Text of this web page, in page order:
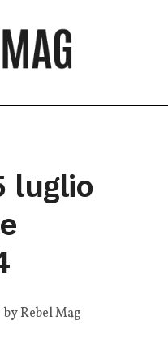
luglio
byRebel Mag